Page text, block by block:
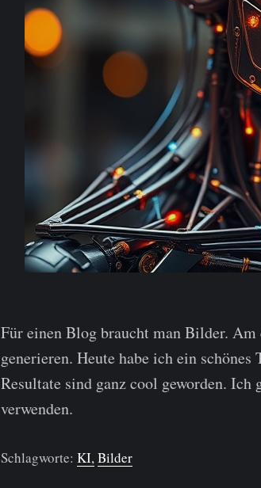
Für einen Blog braucht man Bilder.
generieren. Heute habe ich ein
Resultate sind ganz cool geworden. Ich
verwenden.
Schlagworte: KI Bilder